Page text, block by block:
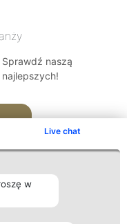
Live chat
w
naszą
Kontakt